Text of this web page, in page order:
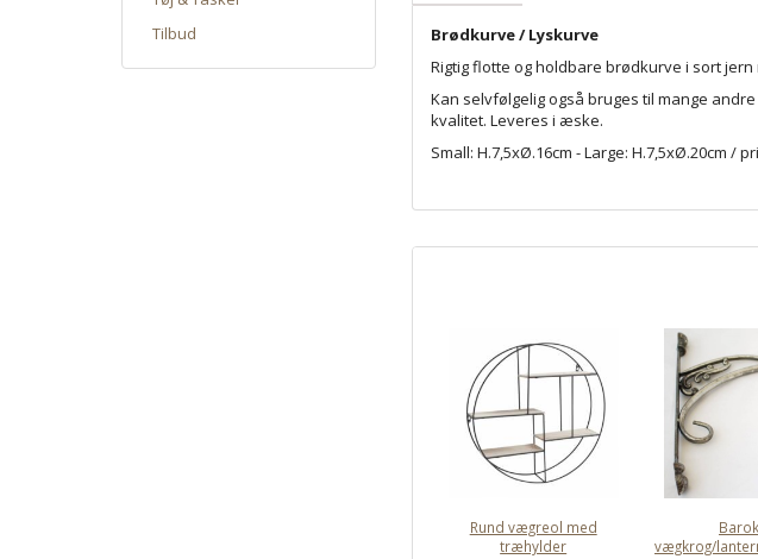
Tilbud
Brødkurve / Lyskurve
Rigtig flotte og holdbare brødkurve i sort
Kan selvfølgelig også bruges til mange
kvalitet. Leveres i æske.
Small: H.7,5xØ.16cm - Large: H.7,5xØ.20cm /
Rund vægreol med
træhylder
Barok